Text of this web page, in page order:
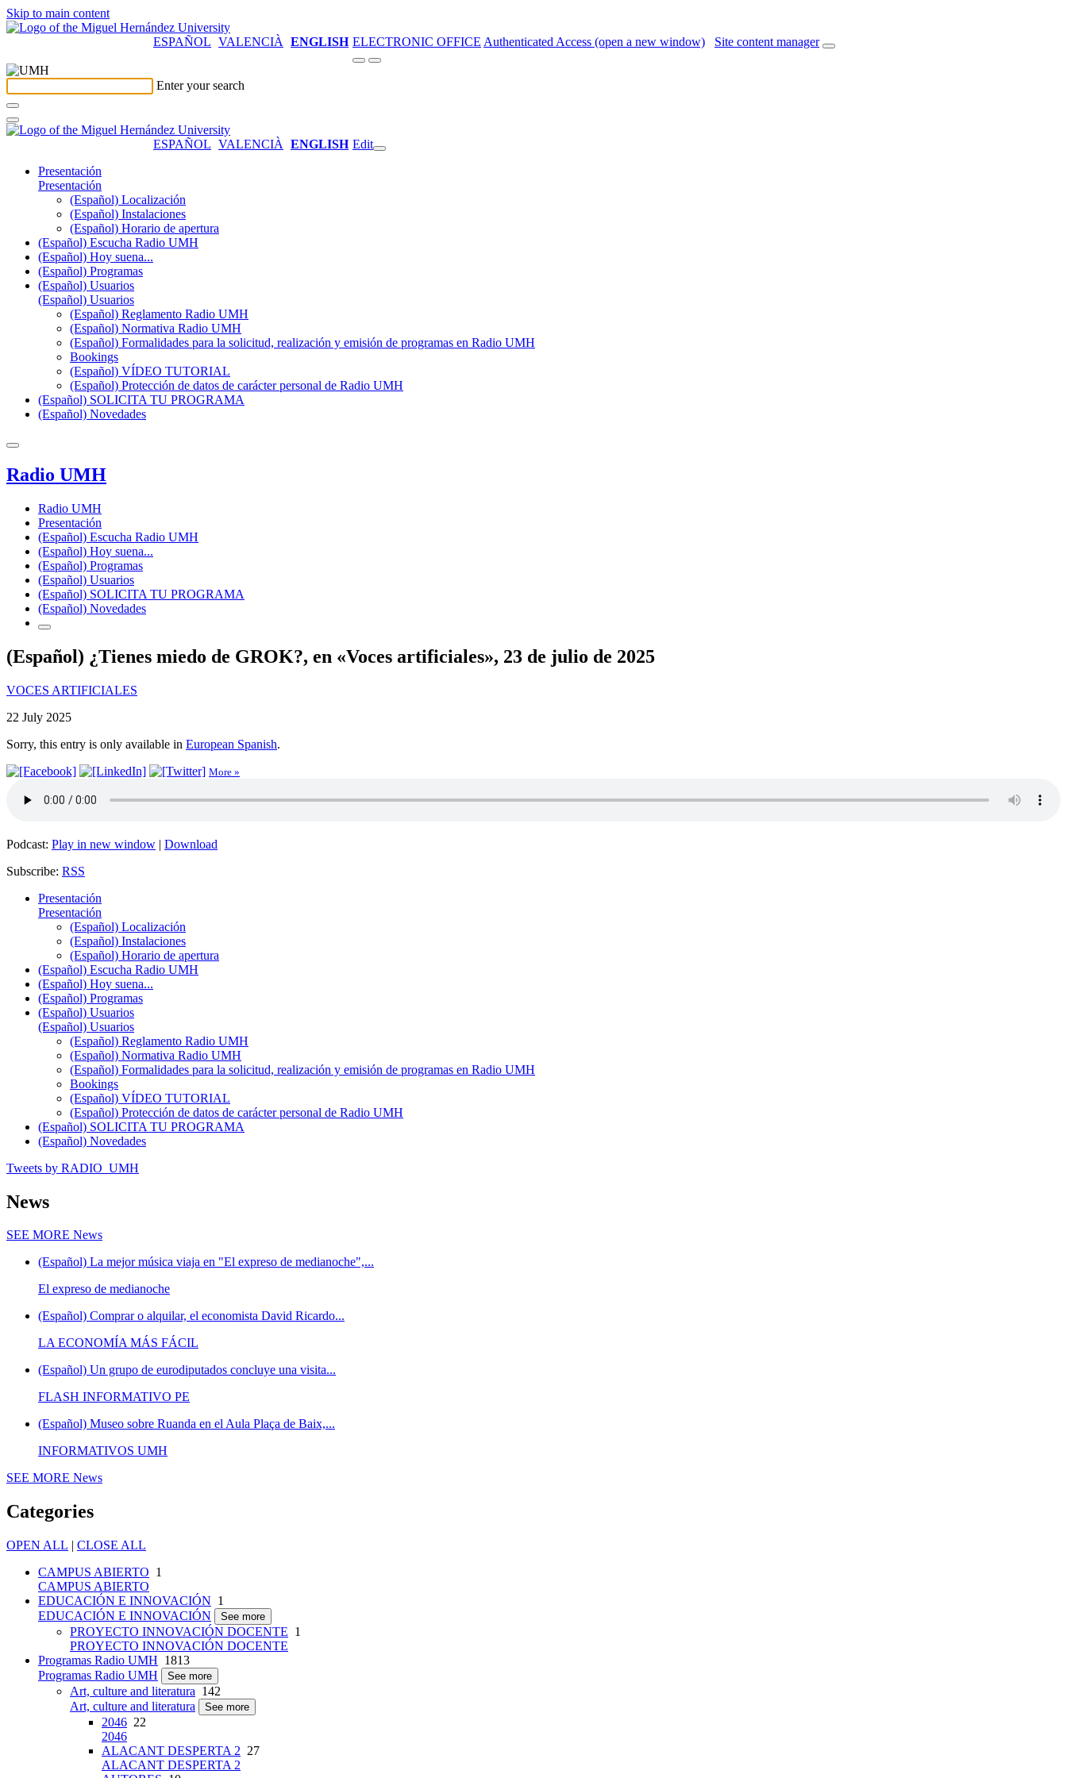
Skip to main content
ESPAÑOL VALENCIÀ ENGLISH ELECTRONIC OFFICE Authenticated Access (open a new window) Site content manager
Enter your search
ESPAÑOL VALENCIÀ ENGLISH Edit
Presentación
Presentación
(Español) Localización
(Español) Instalaciones
(Español) Horario de apertura
(Español) Escucha Radio UMH
(Español) Hoy suena...
(Español) Programas
(Español) Usuarios
(Español) Usuarios
(Español) Reglamento Radio UMH
(Español) Normativa Radio UMH
(Español) Formalidades para la solicitud, realización y emisión de programas en Radio UMH
Bookings
(Español) VÍDEO TUTORIAL
(Español) Protección de datos de carácter personal de Radio UMH
(Español) SOLICITA TU PROGRAMA
(Español) Novedades
Radio UMH
Radio UMH
Presentación
(Español) Escucha Radio UMH
(Español) Hoy suena...
(Español) Programas
(Español) Usuarios
(Español) SOLICITA TU PROGRAMA
(Español) Novedades
(Español) ¿Tienes miedo de GROK?, en «Voces artificiales», 23 de julio de 2025
VOCES ARTIFICIALES
22 July 2025
Sorry, this entry is only available in European Spanish.
More »
Podcast: Play in new window | Download
Subscribe: RSS
Presentación
Presentación
(Español) Localización
(Español) Instalaciones
(Español) Horario de apertura
(Español) Escucha Radio UMH
(Español) Hoy suena...
(Español) Programas
(Español) Usuarios
(Español) Usuarios
(Español) Reglamento Radio UMH
(Español) Normativa Radio UMH
(Español) Formalidades para la solicitud, realización y emisión de programas en Radio UMH
Bookings
(Español) VÍDEO TUTORIAL
(Español) Protección de datos de carácter personal de Radio UMH
(Español) SOLICITA TU PROGRAMA
(Español) Novedades
Tweets by RADIO_UMH
News
SEE MORE News
(Español) La mejor música viaja en "El expreso de medianoche",...
El expreso de medianoche
(Español) Comprar o alquilar, el economista David Ricardo...
LA ECONOMÍA MÁS FÁCIL
(Español) Un grupo de eurodiputados concluye una visita...
FLASH INFORMATIVO PE
(Español) Museo sobre Ruanda en el Aula Plaça de Baix,...
INFORMATIVOS UMH
SEE MORE News
Categories
OPEN ALL | CLOSE ALL
CAMPUS ABIERTO 1
CAMPUS ABIERTO
EDUCACIÓN E INNOVACIÓN 1
EDUCACIÓN E INNOVACIÓN
See more
PROYECTO INNOVACIÓN DOCENTE 1
PROYECTO INNOVACIÓN DOCENTE
Programas Radio UMH 1813
Programas Radio UMH
See more
Art, culture and literatura 142
Art, culture and literatura
See more
2046 22
2046
ALACANT DESPERTA 2 27
ALACANT DESPERTA 2